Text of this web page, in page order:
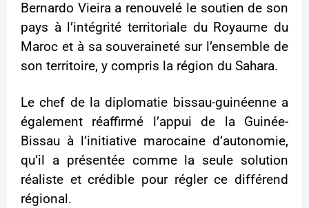
Bernardo Vieira a renouvelé le soutien de son
pays à l’intégrité territoriale du Royaume du
Maroc et à sa souveraineté sur l’ensemble de
son territoire, y compris la région du Sahara.
Le chef de la diplomatie bissau-guinéenne a
également réaffirmé l’appui de la Guinée-
Bissau à l’initiative marocaine d’autonomie,
qu’il a présentée comme la seule solution
réaliste et crédible pour régler ce différend
régional.